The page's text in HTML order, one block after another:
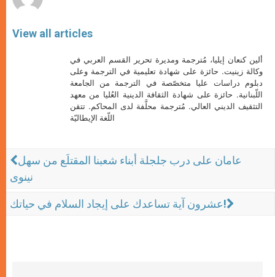
View all articles
ألين كنعان إيليا، مُترجمة ومديرة تحرير القسم العربي في
وكالة زينيت. حائزة على شهادة تعليمية في الترجمة وعلى
دبلوم دراسات عليا متخصّصة في الترجمة من الجامعة
اللّبنانية. حائزة على شهادة الثقافة الدينية العُليا من معهد
التثقيف الديني العالي. مُترجمة محلَّفة لدى المحاكم. تتقن
اللّغة الإيطاليّة
عامان على درب جلجلة أبناء شعبنا المقتلَع من سهل
نينوى
عشرون آية تساعدك على إيجاد السلام في حياتك!